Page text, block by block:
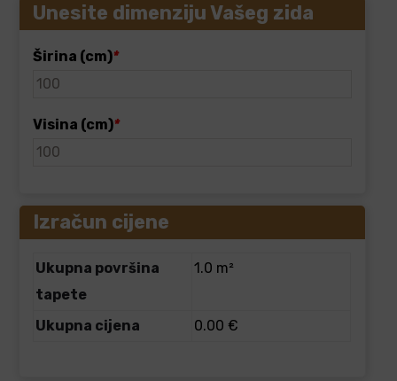
Unesite dimenziju Vašeg zida
Širina (cm)*
Visina (cm)*
Izračun cijene
Ukupna površina
tapete
1.0 m²
Ukupna cijena 0.00 €